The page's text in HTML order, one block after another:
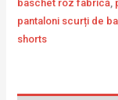
baschet roz fabrică
pantaloni scurți de
shorts